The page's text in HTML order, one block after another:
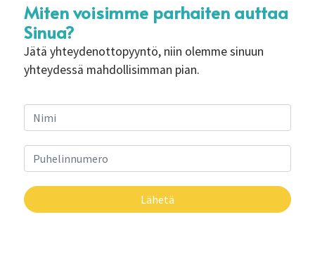
Miten voisimme parhaiten auttaa
Sinua?
Jätä yhteydenottopyyntö, niin olemme sinuun
yhteydessä mahdollisimman pian.
Lähetä